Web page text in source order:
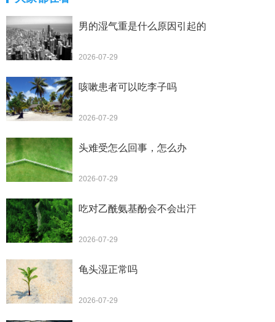
男的湿气重是什么原因引起的
2026-07-29
咳嗽患者可以吃李子吗
2026-07-29
头难受怎么回事，怎么办
2026-07-29
吃对乙酰氨基酚会不会出汗
2026-07-29
龟头湿正常吗
2026-07-29